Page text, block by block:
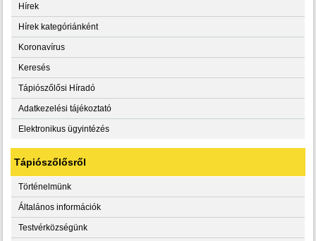
Hírek
Hírek kategóriánként
Koronavírus
Keresés
Tápiószőlősi Híradó
Adatkezelési tájékoztató
Elektronikus ügyintézés
Tápiószőlősről
Történelmünk
Általános információk
Testvérközségünk